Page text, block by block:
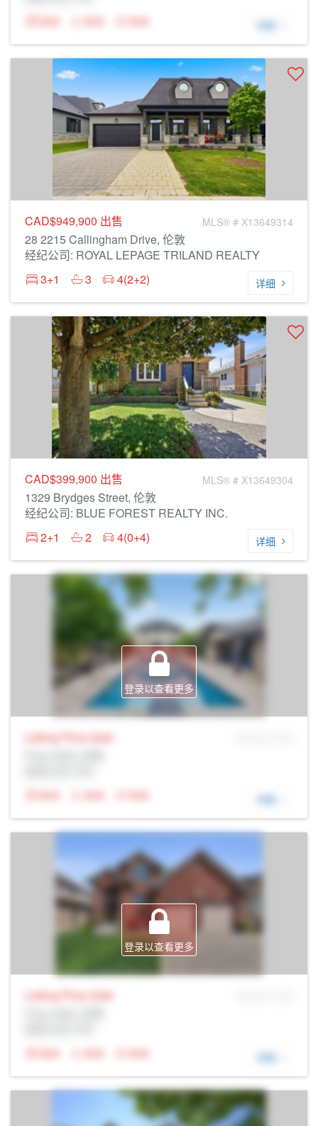
N/A
N/A N/A 详细
CAD$949,900 出售 MLS® # X13649314
28 2215 Callingham Drive, 伦敦
经纪公司: ROYAL LEPAGE TRILAND REALTY
3+1
3 4(2+2) 详细
CAD$399,900 出售 MLS® # X13649304
1329 Brydges Street, 伦敦
经纪公司: BLUE FOREST REALTY INC.
2+1
2 4(0+4) 详细
登录以查看更多
Listing Price Sale
N/A
N/A N/A 详细
登录以查看更多
Listing Price Sale
N/A
N/A N/A 详细